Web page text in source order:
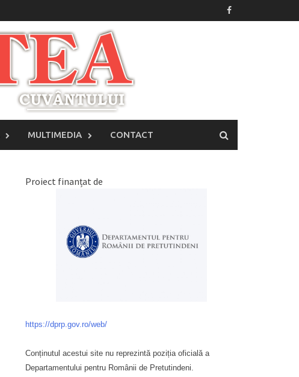
MULTIMEDIA CONTACT
Proiect finanțat de
https://dprp.gov.ro/web/
Conținutul acestui site nu reprezintă poziția oficială a
Departamentului pentru Românii de Pretutindeni.